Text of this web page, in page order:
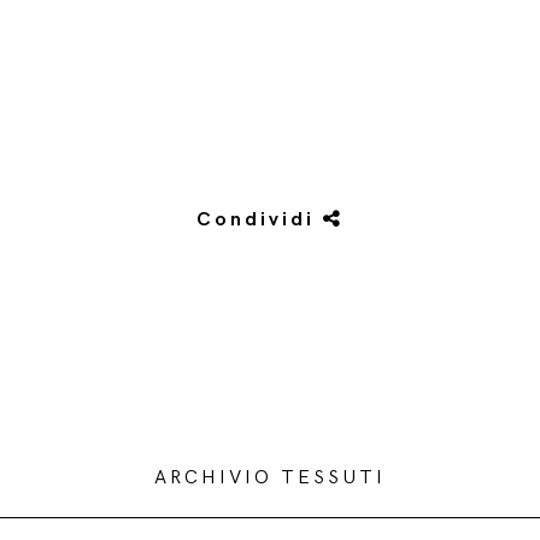
Condividi
ARCHIVIO TESSUTI